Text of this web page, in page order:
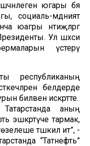
югары бәя
социаль-мәдәният
юагры нәтиҗәләргә
Ул шәхси
үстерү
республиканың
белдерде
биләвен искәртте.
Татарстанда аның
эшкәртүче тармак,
тәшкил итә”, -
“Татнефть”